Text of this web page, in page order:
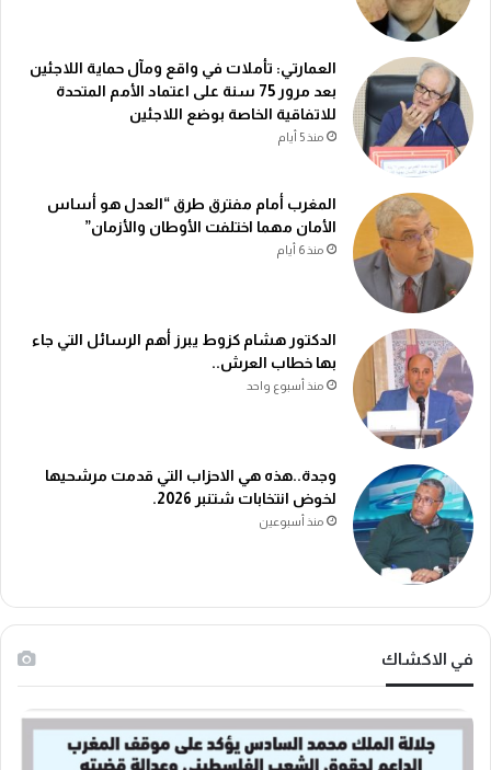
العمارتي: تأملات في واقع ومآل حماية اللاجئين
بعد مرور 75 سنة على اعتماد الأمم المتحدة
للاتفاقية الخاصة بوضع اللاجئين
منذ 5 أيام
المغرب أمام مفترق طرق “العدل هو أساس
الأمان مهما اختلفت الأوطان والأزمان”
منذ 6 أيام
الدكتور هشام كزوط يبرز أهم الرسائل التي جاء
بها خطاب العرش..
منذ أسبوع واحد
وجدة..هذه هي الاحزاب التي قدمت مرشحيها
لخوض انتخابات شتنبر 2026.
منذ أسبوعين
في الاكشاك